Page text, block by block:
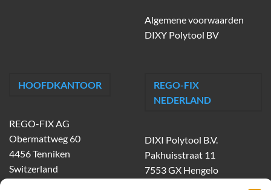
Algemene voorwaarden
DIXY Polytool BV
HOOFDKANTOOR
REGO-FIX AG
Obermattweg 60
4456 Tenniken
Switzerland
REGO-FIX
NEDERLAND
DIXI Polytool B.V.
Pakhuisstraat 11
7553 GX Hengelo